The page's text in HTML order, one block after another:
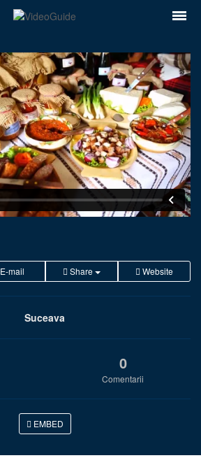
E-mail Share Website
Suceava
0
Comentarii
EMBED
Locuri
Destinații
Prețuri
Contact
Despre noi
Reguli de confidentialitate
Română
English